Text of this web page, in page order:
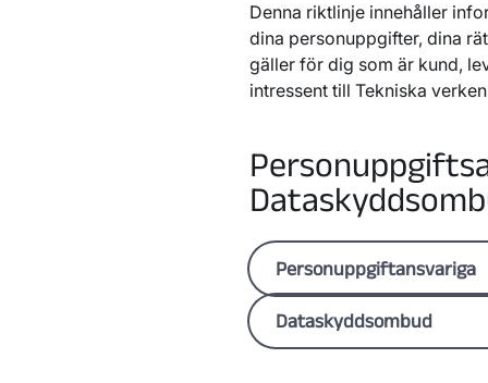
Denna riktlinje innehåller
dina personuppgifter, dina
gäller för dig som är kund,
intressent till Tekniska
Personuppgiftansvariga
Varje bolag inom
behandlas.
Dataskyddsombud